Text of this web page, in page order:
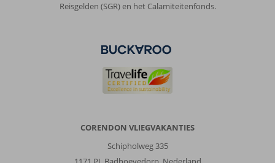
Reisgelden (SGR) en het Calamiteitenfonds.
CORENDON VLIEGVAKANTIES
Schipholweg 335